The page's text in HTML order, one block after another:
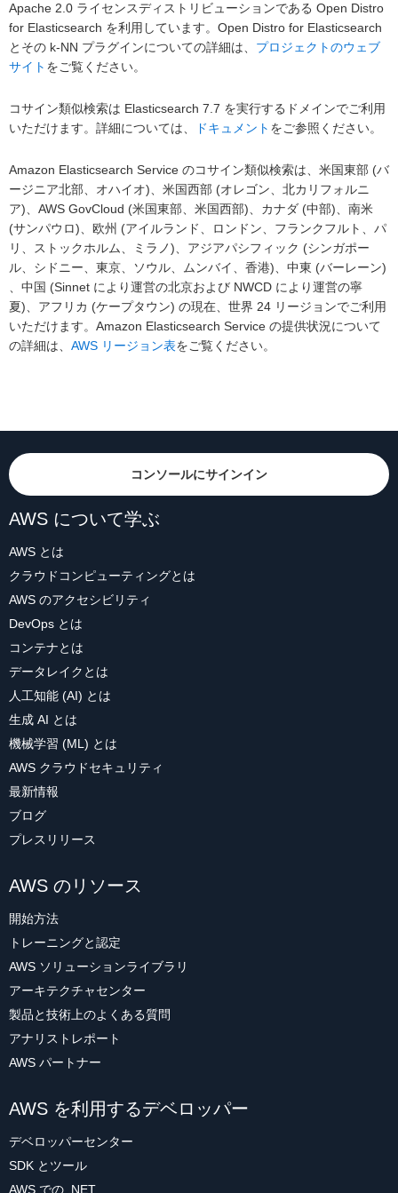
Apache 2.0 ライセンスディストリビューションである Open Distro
for Elasticsearch を利用しています。Open Distro for Elasticsearch
とその k-NN プラグインについての詳細は、 プロジェクトのウェブ
サイト をご覧ください。
コサイン類似検索は Elasticsearch 7.7 を実行するドメインでご利用
いただけます。詳細については、
ドキュメント をご参照ください。
Amazon Elasticsearch Service のコサイン類似検索は、米国東部 (バ
ージニア北部、オハイオ)、米国西部 (オレゴン、北カリフォルニ
ア)、AWS GovCloud (米国東部、米国西部)、カナダ (中部)、南米
(サンパウロ)、欧州 (アイルランド、ロンドン、フランクフルト、パ
リ、ストックホルム、ミラノ)、アジアパシフィック (シンガポー
ル、シドニー、東京、ソウル、ムンバイ、香港)、中東 (バーレーン)
、中国 (Sinnet により運営の北京および NWCD により運営の寧
夏)、アフリカ (ケープタウン) の現在、世界 24 リージョンでご利用
いただけます。Amazon Elasticsearch Service の提供状況について
の詳細は、 AWS リージョン表をご覧ください。
コンソールにサインイン
AWS について学ぶ
AWS とは
クラウドコンピューティングとは
AWS のアクセシビリティ
DevOps とは
コンテナとは
データレイクとは
人工知能 (AI) とは
生成 AI とは
機械学習 (ML) とは
AWS クラウドセキュリティ
最新情報
ブログ
プレスリリース
AWS のリソース
開始方法
トレーニングと認定
AWS ソリューションライブラリ
アーキテクチャセンター
製品と技術上のよくある質問
アナリストレポート
AWS パートナー
AWS を利用するデベロッパー
デベロッパーセンター
SDK とツール
AWS での .NET